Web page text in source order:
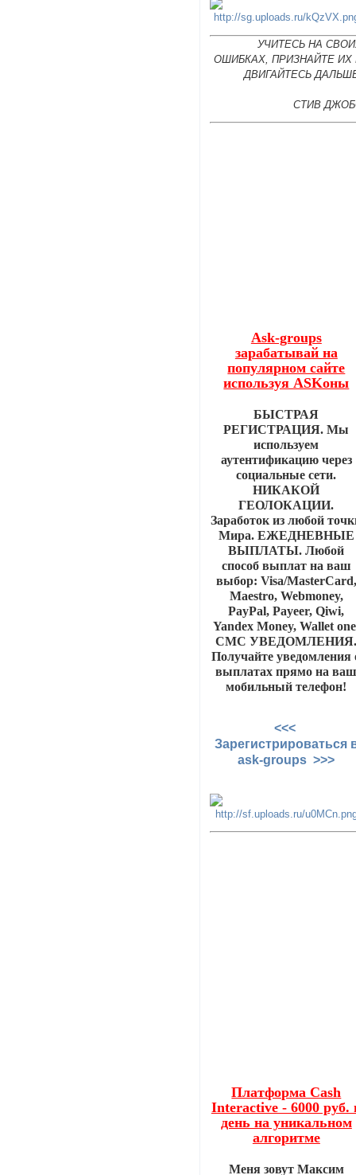
УЧИТЕСЬ НА
ОШИБКАХ, ПРИЗНАЙТЕ ИХ
ДВИГАЙТЕСЬ
СТИВ
Ask-groups
зарабатывай на
популярном сайте
используя ASKоны
БЫСТРАЯ
РЕГИСТРАЦИЯ. Мы
используем
аутентификацию через
социальные сети.
НИКАКОЙ
ГЕОЛОКАЦИИ.
Заработок из любой
Мира. ЕЖЕДНЕВНЫЕ
ВЫПЛАТЫ. Любой
способ выплат на ваш
выбор: Visa/MasterCard,
Maestro, Webmoney,
PayPal, Payeer, Qiwi,
Yandex Money, Wallet
СМС
Получайте уведомления
выплатах прямо на
мобильный телефон!
<<<
Зарегистрироваться
ask-groups >>>
Платформа Cash
Interactive - 6000 руб.
день на уникальном
алгоритме
Меня зовут Максим